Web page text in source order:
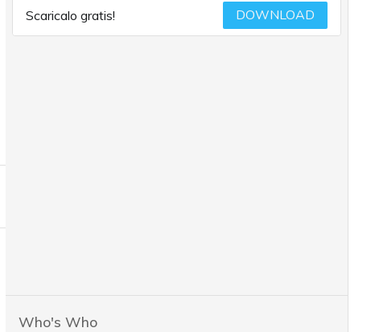
Scaricalo gratis! DOWNLOAD
Who's Who